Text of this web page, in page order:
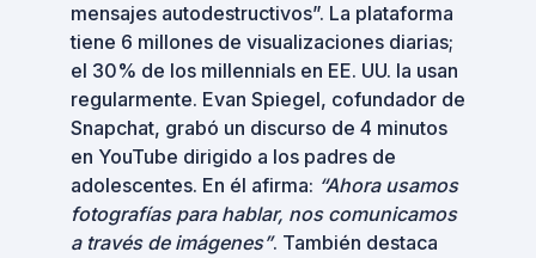
mensajes autodestructivos”. La plataforma
tiene 6 millones de visualizaciones diarias;
el 30% de los millennials en EE. UU. la usan
regularmente. Evan Spiegel, cofundador de
Snapchat, grabó un discurso de 4 minutos
en YouTube dirigido a los padres de
adolescentes. En él afirma: “Ahora usamos
fotografías para hablar, nos comunicamos
a través de imágenes”. También destaca